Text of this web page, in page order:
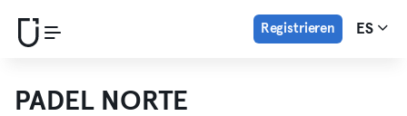
Registrieren ES
PADEL NORTE